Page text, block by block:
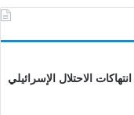
الاحتلال الإسرائيلي